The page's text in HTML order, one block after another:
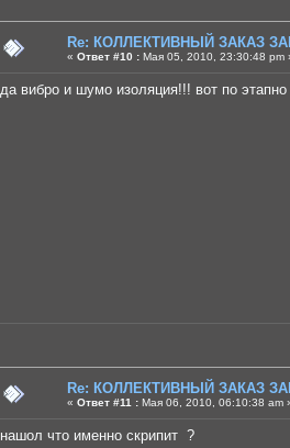
Re: КОЛЛЕКТИВНЫЙ ЗАКАЗ
« Ответ #10 : Мая 05, 2010, 23:30:48 pm
да вибро и шумо изоляция!!! вот по этапно
Re: КОЛЛЕКТИВНЫЙ ЗАКАЗ
« Ответ #11 : Мая 06, 2010, 06:10:38 am
нашол что именно скрипит ?